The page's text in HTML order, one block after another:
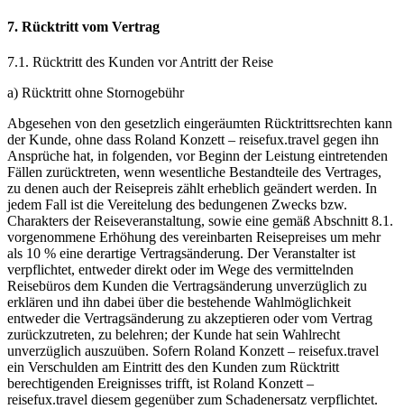
7. Rücktritt vom Vertrag
7.1. Rücktritt des Kunden vor Antritt der Reise
a) Rücktritt ohne Stornogebühr
Abgesehen von den gesetzlich eingeräumten Rücktrittsrechten kann
der Kunde, ohne dass Roland Konzett – reisefux.travel gegen ihn
Ansprüche hat, in folgenden, vor Beginn der Leistung eintretenden
Fällen zurücktreten, wenn wesentliche Bestandteile des Vertrages,
zu denen auch der Reisepreis zählt erheblich geändert werden. In
jedem Fall ist die Vereitelung des bedungenen Zwecks bzw.
Charakters der Reiseveranstaltung, sowie eine gemäß Abschnitt 8.1.
vorgenommene Erhöhung des vereinbarten Reisepreises um mehr
als 10 % eine derartige Vertragsänderung. Der Veranstalter ist
verpflichtet, entweder direkt oder im Wege des vermittelnden
Reisebüros dem Kunden die Vertragsänderung unverzüglich zu
erklären und ihn dabei über die bestehende Wahlmöglichkeit
entweder die Vertragsänderung zu akzeptieren oder vom Vertrag
zurückzutreten, zu belehren; der Kunde hat sein Wahlrecht
unverzüglich auszuüben. Sofern Roland Konzett – reisefux.travel
ein Verschulden am Eintritt des den Kunden zum Rücktritt
berechtigenden Ereignisses trifft, ist Roland Konzett –
reisefux.travel diesem gegenüber zum Schadenersatz verpflichtet.